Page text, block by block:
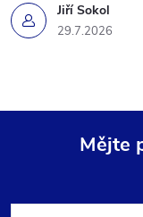
Jiří Sokol
29.7.2026
Mějte